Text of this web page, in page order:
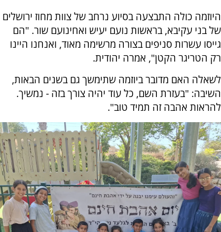
היוזמה כולה התבצעה בסיוע נרחב של צוות מחוז ירושלים
של בני עקיבא, בראשות נועם יעיש ואחינועם שור. "הם
גייסו עשרות סניפים בצורה מרשימה מאוד, ואנחנו היינו
רק הטריגר הקטן", אמרה יהודית.
לשאלה האם מדובר ביוזמה שתימשך גם בשנים הבאות,
השיבה: "בעזרת השם, כל עוד יהיה צורך בזה - נמשיך.
להראות אהבה זה תמיד טוב".